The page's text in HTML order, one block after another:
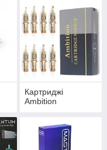
Картриджі
Ambition